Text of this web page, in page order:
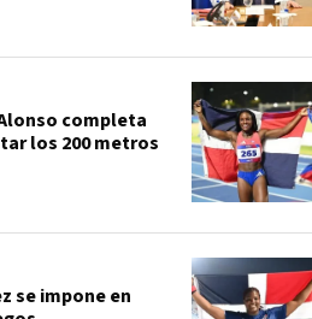
completa
los 200 metros
se impone en